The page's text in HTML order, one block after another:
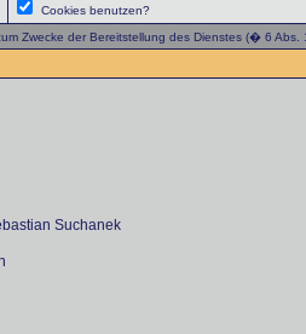
Cookies benutzen?
Zwecke der Bereitstellung des Dienstes (� 6
Suchanek